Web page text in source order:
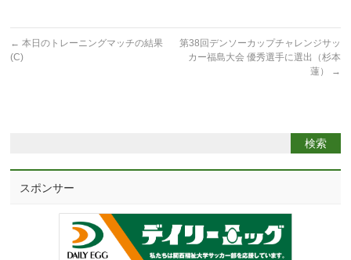
← 本日のトレーニングマッチの結果
(C)
第38回デンソーカップチャレンジサッ
カー福島大会 優秀選手に選出（杉本
蓮）
→
スポンサー